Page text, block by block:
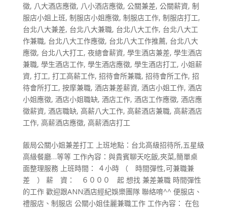
徵, 八大酒店應徵, 八小酒店應徵, 公關兼差, 公關薪資, 制
服店小姐上班, 制服店小姐應徵, 制服店工作, 制服店打工,
台北八大兼差, 台北八大兼職, 台北八大工作, 台北八大工
作兼職, 台北八大工作應徵, 台北八大工作推薦, 台北八大
應徵, 台北八大打工, 夜總會薪資, 學生酒店兼差, 學生酒店
兼職, 學生酒店工作, 學生酒店應徵, 學生酒店打工, 小姐薪
資, 打工, 打工高薪工作, 招待會所兼職, 招待會所工作, 招
待會所打工, 按摩兼職, 酒店兼差薪資, 酒店小姐工作, 酒店
小姐應徵, 酒店小姐職缺, 酒店工作, 酒店工作應徵, 酒店應
徵薪資, 酒店職缺, 高薪八大工作, 高薪酒店兼職, 高薪酒店
工作, 高薪酒店應徵, 高薪酒店打工
飯局公關小姐兼差打工 上班地點：台北高級招待所,五星級
高級餐廳…等等 工作內容：與貴賓聊天吃飯,夾菜,簡單桌
面整理服務 上班時間： ４小時 （ 時間彈性,可兼職兼
差 ） 薪 資： ６０００ 起 想找 兼差兼職 時間彈性
的工作 歡迎跟ANN酒店經紀娛樂團隊 聯絡唷^^ 便服店、
禮服店、制服店 公關小姐佳麗兼職工作 工作內容： 在包